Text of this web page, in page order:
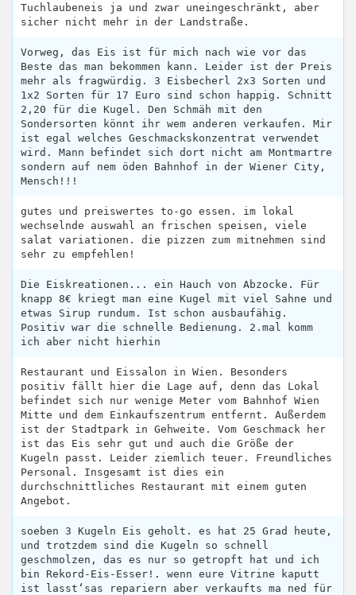
Tuchlaubeneis ja und zwar uneingeschränkt, aber
sicher nicht mehr in der Landstraße.
Vorweg, das Eis ist für mich nach wie vor das
Beste das man bekommen kann. Leider ist der Preis
mehr als fragwürdig. 3 Eisbecherl 2x3 Sorten und
1x2 Sorten für 17 Euro sind schon happig. Schnitt
2,20 für die Kugel. Den Schmäh mit den
Sondersorten könnt ihr wem anderen verkaufen. Mir
ist egal welches Geschmackskonzentrat verwendet
wird. Mann befindet sich dort nicht am Montmartre
sondern auf nem öden Bahnhof in der Wiener City,
Mensch!!!
gutes und preiswertes to-go essen. im lokal
wechselnde auswahl an frischen speisen, viele
salat variationen. die pizzen zum mitnehmen sind
sehr zu empfehlen!
Die Eiskreationen... ein Hauch von Abzocke. Für
knapp 8€ kriegt man eine Kugel mit viel Sahne und
etwas Sirup rundum. Ist schon ausbaufähig.
Positiv war die schnelle Bedienung. 2.mal komm
ich aber nicht hierhin
Restaurant und Eissalon in Wien. Besonders
positiv fällt hier die Lage auf, denn das Lokal
befindet sich nur wenige Meter vom Bahnhof Wien
Mitte und dem Einkaufszentrum entfernt. Außerdem
ist der Stadtpark in Gehweite. Vom Geschmack her
ist das Eis sehr gut und auch die Größe der
Kugeln passt. Leider ziemlich teuer. Freundliches
Personal. Insgesamt ist dies ein
durchschnittliches Restaurant mit einem guten
Angebot.
soeben 3 Kugeln Eis geholt. es hat 25 Grad heute,
und trotzdem sind die Kugeln so schnell
geschmolzen, das es nur so getropft hat und ich
bin Rekord-Eis-Esser!. wenn eure Vitrine kaputt
ist lasst‘sas repariern aber verkaufts ma ned für